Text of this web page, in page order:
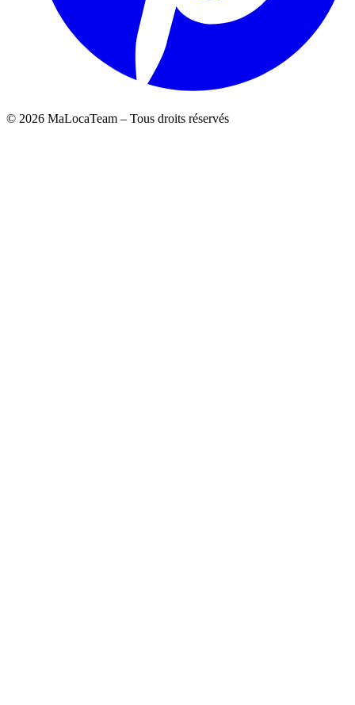
© 2026 MaLocaTeam – Tous droits réservés